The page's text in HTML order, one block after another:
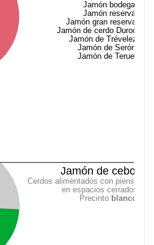
Jamón bodega
Jamón reserva
Jamón gran reserva
Jamón de cerdo Duroc
Jamón de Trévelez
Jamón de Serón
Jamón de Teruel
Jamón de cebo
Cerdos alimentados con pienso
en espacios cerrados
Precinto blanco